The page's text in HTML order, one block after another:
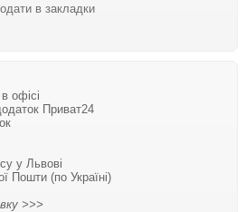
в закладки
офісі
Приват24
у Львові
Пошти (по Україні)
>>>